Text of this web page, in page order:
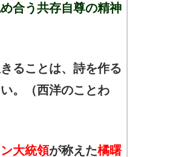
う共存自尊の精神
ることは、詩を作る
。（西洋のことわ
大統領が称えた橘曙